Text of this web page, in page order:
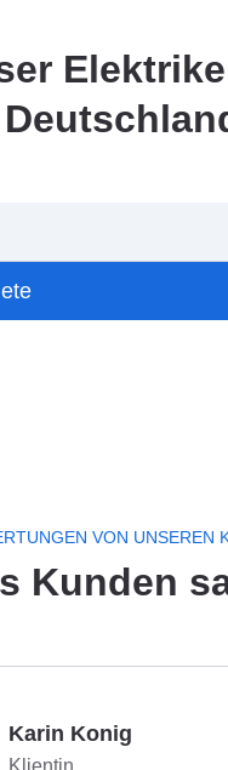
VON UNSEREN
Kunden
Karin Konig
Klientin